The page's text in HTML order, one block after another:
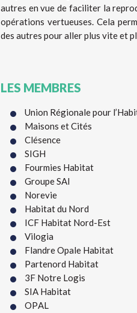
autres en vue de faciliter la
opérations vertueuses. Cela
des autres pour aller plus vite et
LES MEMBRES
Union Régionale pour
Maisons et Cités
Clésence
SIGH
Fourmies Habitat
Groupe SAI
Norevie
Habitat du Nord
ICF Habitat Nord-Est
Vilogia
Flandre Opale Habitat
Partenord Habitat
3F Notre Logis
SIA Habitat
OPAL